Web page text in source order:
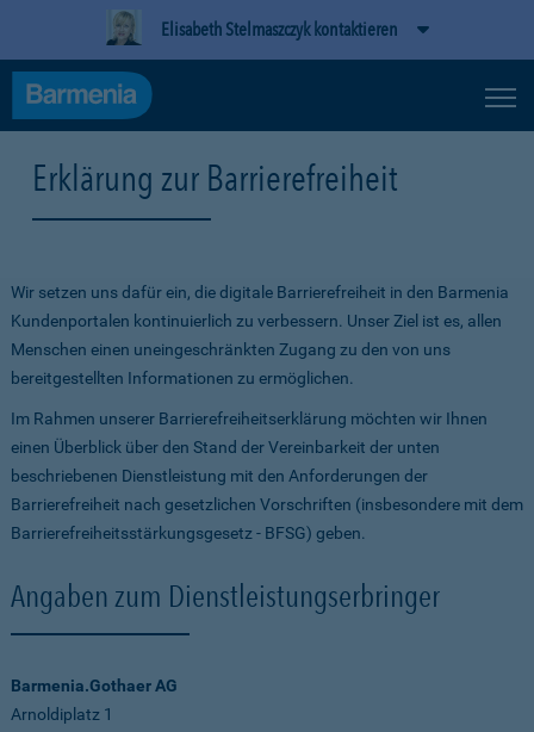
Elisabeth Stelmaszczyk kontaktieren
Erklärung zur Barrierefreiheit
Wir setzen uns dafür ein, die digitale Barrierefreiheit in den Barmenia
Kundenportalen kontinuierlich zu verbessern. Unser Ziel ist es, allen
Menschen einen uneingeschränkten Zugang zu den von uns
bereitgestellten Informationen zu ermöglichen.
Im Rahmen unserer Barrierefreiheitserklärung möchten wir Ihnen
einen Überblick über den Stand der Vereinbarkeit der unten
beschriebenen Dienstleistung mit den Anforderungen der
Barrierefreiheit nach gesetzlichen Vorschriften (insbesondere mit dem
Barrierefreiheitsstärkungsgesetz - BFSG) geben.
Angaben zum Dienstleistungserbringer
Barmenia.Gothaer AG
Arnoldiplatz 1